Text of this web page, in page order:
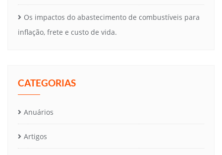
Os impactos do abastecimento de combustíveis para
inflação, frete e custo de vida.
CATEGORIAS
Anuários
Artigos